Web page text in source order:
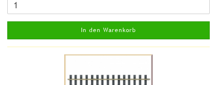
In den Warenkorb